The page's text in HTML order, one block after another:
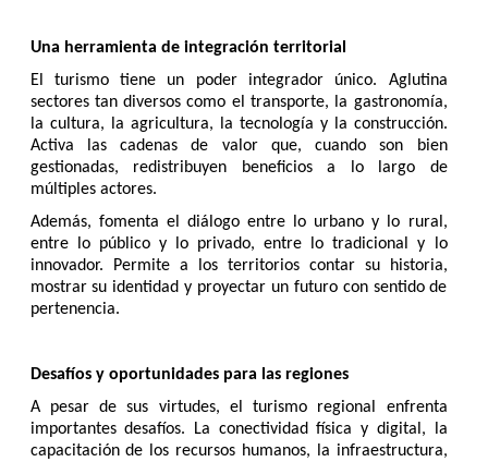
Una herramienta de integración territorial
El turismo tiene un poder integrador único. Aglutina
sectores tan diversos como el transporte, la gastronomía,
la cultura, la agricultura, la tecnología y la construcción.
Activa las cadenas de valor que, cuando son bien
gestionadas, redistribuyen beneficios a lo largo de
múltiples actores.
Además, fomenta el diálogo entre lo urbano y lo rural,
entre lo público y lo privado, entre lo tradicional y lo
innovador. Permite a los territorios contar su historia,
mostrar su identidad y proyectar un futuro con sentido de
pertenencia.
Desafíos y oportunidades para las regiones
A pesar de sus virtudes, el turismo regional enfrenta
importantes desafíos. La conectividad física y digital, la
capacitación de los recursos humanos, la infraestructura,